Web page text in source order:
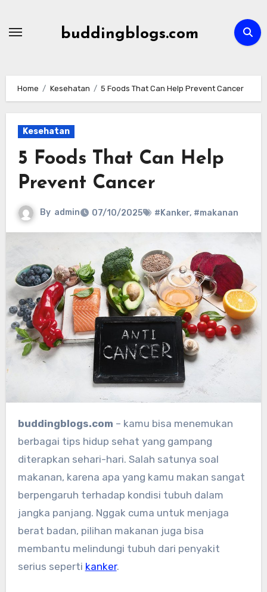
buddingblogs.com
Home Kesehatan 5 Foods That Can Help Prevent Cancer
Kesehatan
5 Foods That Can Help
Prevent Cancer
By admin 07/10/2025 #Kanker, #makanan
buddingblogs.com – kamu bisa menemukan
berbagai tips hidup sehat yang gampang
diterapkan sehari-hari. Salah satunya soal
makanan, karena apa yang kamu makan sangat
berpengaruh terhadap kondisi tubuh dalam
jangka panjang. Nggak cuma untuk menjaga
berat badan, pilihan makanan juga bisa
membantu melindungi tubuh dari penyakit
serius seperti kanker.